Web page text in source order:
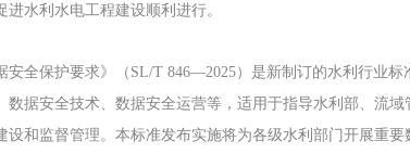
水利水电工程建设顺利进行。
安全保护要求》（SL/T 846—2025）是新制订的水利行业
数据安全技术、数据安全运营等，适用于指导水利部、流
设和监督管理。本标准发布实施将为各级水利部门开展重